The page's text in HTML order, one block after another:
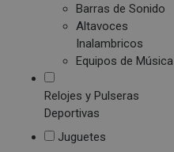
Barras de Sonido
Altavoces
Inalambricos
Equipos de Música
Relojes y Pulseras
Deportivas
Juguetes